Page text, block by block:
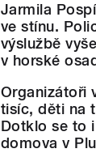
Jarmila
ve stínu.
výslužbě
v horské
Organizátoři
tisíc, děti na
Dotklo se to
domova v